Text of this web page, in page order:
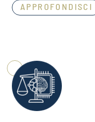
APPROFONDISCI